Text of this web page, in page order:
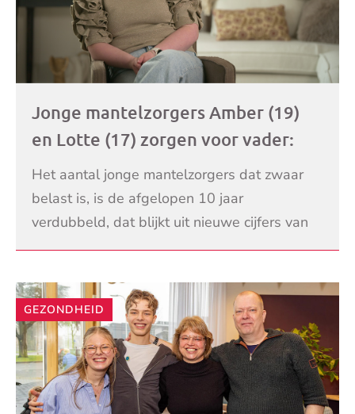
Jonge mantelzorgers Amber (19)
en Lotte (17) zorgen voor vader:
‘Lastig om zo jong te zijn en te
moeten zorgen. Het hoort eigenlijk
andersom’
Het aantal jonge mantelzorgers dat zwaar
belast is, is de afgelopen 10 jaar
verdubbeld, dat blijkt uit nieuwe cijfers van
het Sociaal Cultureel Planbureau (SCP). Het
LEES VERDER
GEZONDHEID